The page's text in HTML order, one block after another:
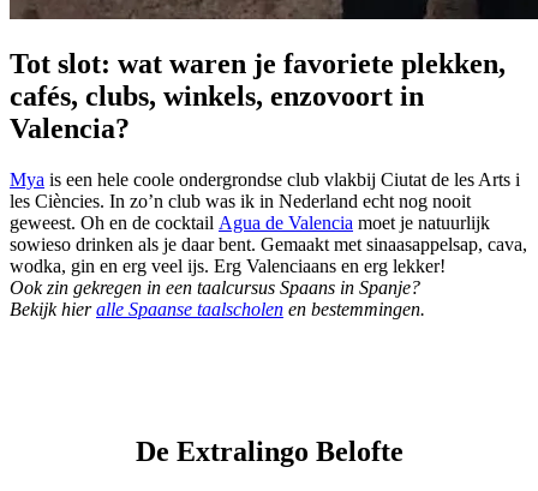
Tot slot: wat waren je favoriete plekken,
cafés, clubs, winkels, enzovoort in
Valencia?
Mya is een hele coole ondergrondse club vlakbij Ciutat de les Arts i
les Ciències. In zo’n club was ik in Nederland echt nog nooit
geweest. Oh en de cocktail Agua de Valencia moet je natuurlijk
sowieso drinken als je daar bent. Gemaakt met sinaasappelsap, cava,
wodka, gin en erg veel ijs. Erg Valenciaans en erg lekker!
Ook zin gekregen in een taalcursus Spaans in Spanje?
Bekijk hieralle Spaanse taalscholen en bestemmingen.
De Extralingo Belofte